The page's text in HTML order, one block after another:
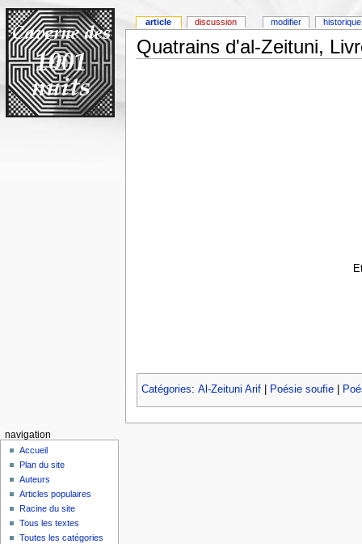
Quatrains d'al-Zeituni,
Catégories: Al-Zeituni Arif| Poésie soufie|
article discussion modifier historique
navigation
Accueil
Plan du site
Auteurs
Articles populaires
Racine du site
Tous les textes
Toutes les catégories